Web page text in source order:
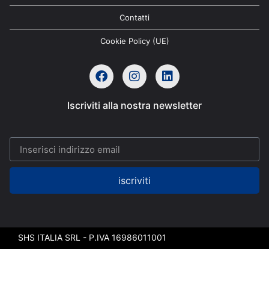
Contatti
Cookie Policy (UE)
Iscriviti alla nostra newsletter
iscriviti
SHS ITALIA SRL - P.IVA 16986011001